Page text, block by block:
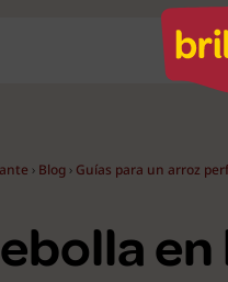
Recetas a la plancha
› Blog› Guías para un arroz